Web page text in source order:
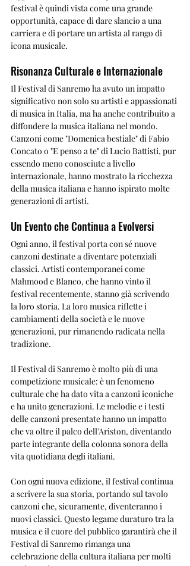
festival è quindi vista come una grande
opportunità, capace di dare slancio a una
carriera e di portare un artista al rango di
icona musicale.
Risonanza Culturale e Internazionale
Il Festival di Sanremo ha avuto un impatto
significativo non solo su artisti e appassionati
di musica in Italia, ma ha anche contribuito a
diffondere la musica italiana nel mondo.
Canzoni come "Domenica bestiale" di Fabio
Concato o "E penso a te" di Lucio Battisti, pur
essendo meno conosciute a livello
internazionale, hanno mostrato la ricchezza
della musica italiana e hanno ispirato molte
generazioni di artisti.
Un Evento che Continua a Evolversi
Ogni anno, il festival porta con sé nuove
canzoni destinate a diventare potenziali
classici. Artisti contemporanei come
Mahmood e Blanco, che hanno vinto il
festival recentemente, stanno già scrivendo
la loro storia. La loro musica riflette i
cambiamenti della società e le nuove
generazioni, pur rimanendo radicata nella
tradizione.
Il Festival di Sanremo è molto più di una
competizione musicale: è un fenomeno
culturale che ha dato vita a canzoni iconiche
e ha unito generazioni. Le melodie e i testi
delle canzoni presentate hanno un impatto
che va oltre il palco dell'Ariston, diventando
parte integrante della colonna sonora della
vita quotidiana degli italiani.
Con ogni nuova edizione, il festival continua
a scrivere la sua storia, portando sul tavolo
canzoni che, sicuramente, diventeranno i
nuovi classici. Questo legame duraturo tra la
musica e il cuore del pubblico garantirà che il
Festival di Sanremo rimanga una
celebrazione della cultura italiana per molti